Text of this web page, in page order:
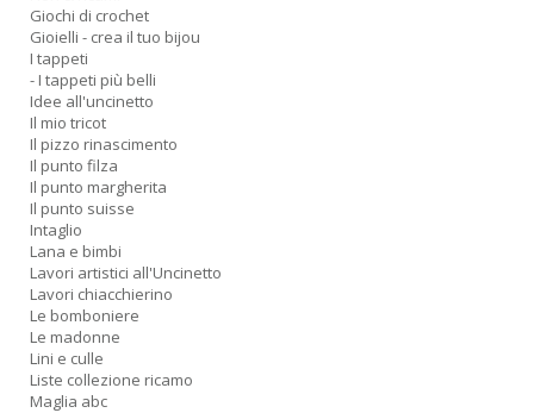
Giochi di crochet
Gioielli - crea il tuo bijou
I tappeti
- I tappeti più belli
Idee all'uncinetto
Il mio tricot
Il pizzo rinascimento
Il punto filza
Il punto margherita
Il punto suisse
Intaglio
Lana e bimbi
Lavori artistici all'Uncinetto
Lavori chiacchierino
Le bomboniere
Le madonne
Lini e culle
Liste collezione ricamo
Maglia abc